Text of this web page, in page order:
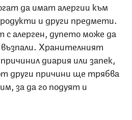
да имат алергии към
и други предмети.
с алерген, дупето може да
възпали. Хранителният
диария или запек,
други причини ще трябва
за да го подуят и